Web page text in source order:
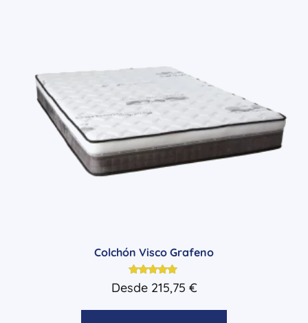
Colchón Visco Grafeno
Valorado
con
de 5
Desde 215,75 €